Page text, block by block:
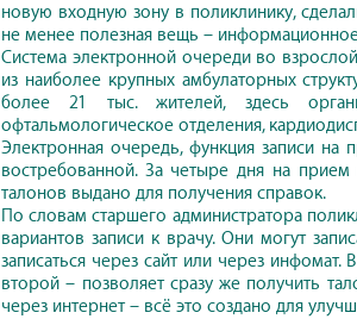
новую входную зону в поликлинику,
не менее полезная вещь –
Система электронной очереди во
из наиболее крупных амбулаторных
более 21 тыс. жителей, здесь
офтальмологическое отделения,
Электронная очередь, функция записи
востребованной. За четыре дня на прием
талонов выдано для получения справок.
По словам старшего администратора
вариантов записи к врачу. Они могут
записаться через сайт или через
второй – позволяет сразу же получить
через интернет – всё это создано для